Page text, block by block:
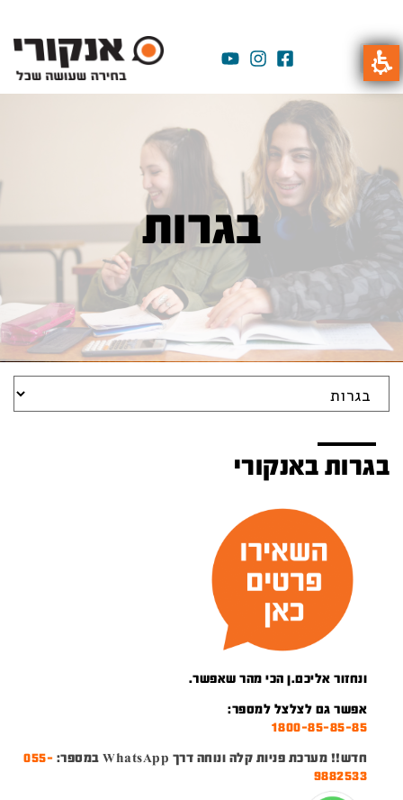
בגרות
בגרות באנקורי
ונחזור אליכם.ן הכי מהר שאפשר.
אפשר גם לצלצל למספר:
1800-85-85-85
חדש!! מערכת פניות קלה ונוחה דרך WhatsApp במספר:
055-
9882533